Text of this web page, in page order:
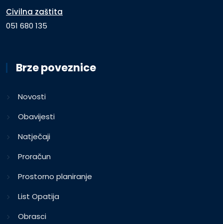
Civilna zaštita
051 680 135
Brze poveznice
Novosti
Obavijesti
Natječaji
Proračun
Prostorno planiranje
List Opatija
Obrasci